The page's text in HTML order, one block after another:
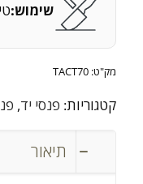
שימוש:
מק"ט: TACT70
קטגוריות: פנסי יד,
תיאור